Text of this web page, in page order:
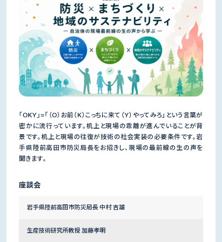
「OKY」=「（O）お前（K）こっちに来て（Y）やってみろ」という言葉が
密かに流行っています。机上と現場の乖離が進んでいることが背
景です。机上と現場の往復が技術の社会実装の必要条件です。岩
手県陸前高田市防災局長をお招きし、現場の最前線の生の声を
聞きます。
座談会
岩手県陸前高田市防災局長 中村 吉雄
生産技術研究所教授 加藤孝明